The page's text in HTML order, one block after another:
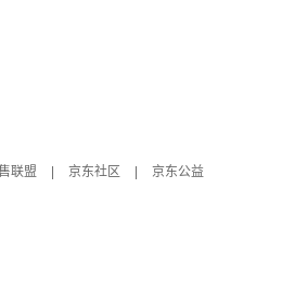
联盟 京东社区
京东公益